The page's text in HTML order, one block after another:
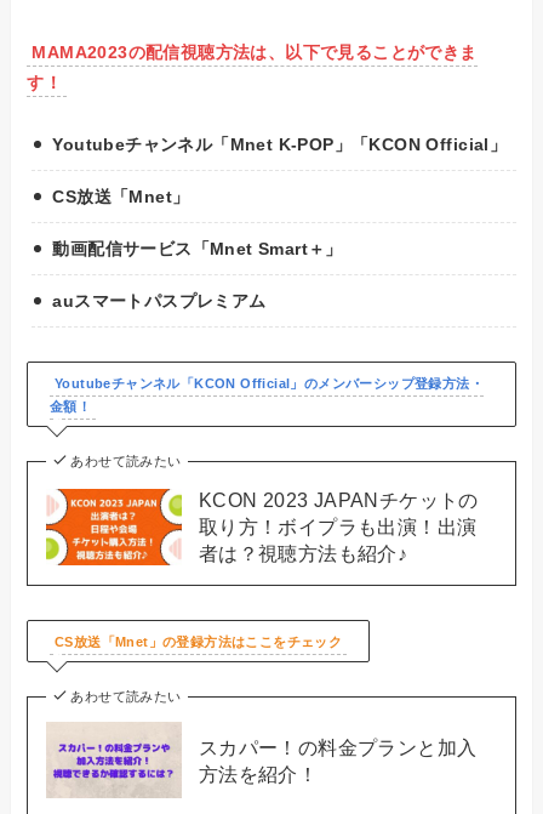
MAMA2023の配信視聴方法は、以下で見ることができま
す！
Youtubeチャンネル「Mnet K-POP」「KCON Official」
CS放送「Mnet」
動画配信サービス「Mnet Smart＋」
auスマートパスプレミアム
Youtubeチャンネル「KCON Official」のメンバーシップ登録方法・
金額！
あわせて読みたい
KCON 2023 JAPANチケットの
取り方！ボイプラも出演！出演
者は？視聴方法も紹介♪
CS放送「Mnet」の登録方法はここをチェック
あわせて読みたい
スカパー！の料金プランと加入
方法を紹介！